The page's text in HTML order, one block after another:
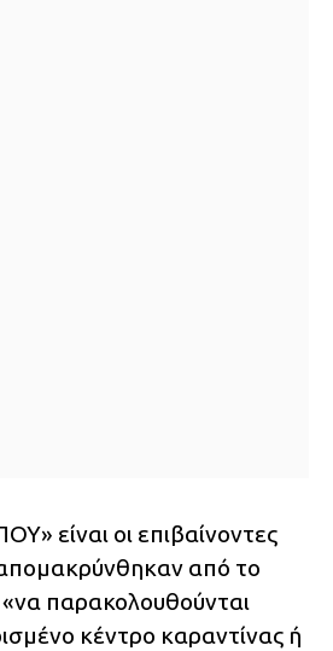
είναι οι επιβαίνοντες
από το
«να παρακολουθούνται
κέντρο καραντίνας ή